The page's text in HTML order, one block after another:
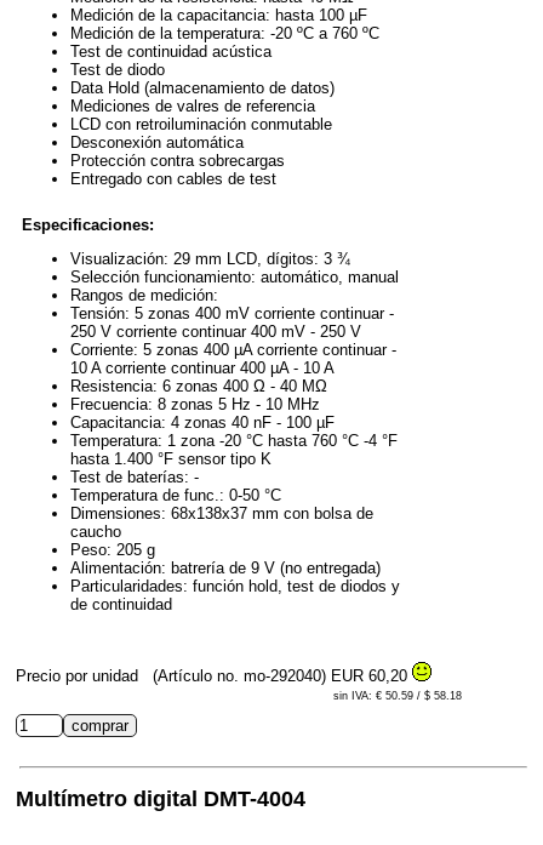
Medición de la capacitancia: hasta 100 µF
Medición de la temperatura: -20 ºC a 760 ºC
Test de continuidad acústica
Test de diodo
Data Hold (almacenamiento de datos)
Mediciones de valres de referencia
LCD con retroiluminación conmutable
Desconexión automática
Protección contra sobrecargas
Entregado con cables de test
Especificaciones:
Visualización: 29 mm LCD, dígitos: 3 ¾
Selección funcionamiento: automático, manual
Rangos de medición:
Tensión: 5 zonas 400 mV corriente continuar -
250 V corriente continuar 400 mV - 250 V
Corriente: 5 zonas 400 µA corriente continuar -
10 A corriente continuar 400 µA - 10 A
Resistencia: 6 zonas 400 Ω - 40 MΩ
Frecuencia: 8 zonas 5 Hz - 10 MHz
Capacitancia: 4 zonas 40 nF - 100 µF
Temperatura: 1 zona -20 °C hasta 760 °C -4 °F
hasta 1.400 °F sensor tipo K
Test de baterías: -
Temperatura de func.: 0-50 °C
Dimensiones: 68x138x37 mm con bolsa de
caucho
Peso: 205 g
Alimentación: batrería de 9 V (no entregada)
Particularidades: función hold, test de diodos y
de continuidad
Precio por unidad (Artículo no. mo-292040) EUR 60,20
sin IVA: € 50.59 / $ 58.18
Multímetro digital DMT-4004